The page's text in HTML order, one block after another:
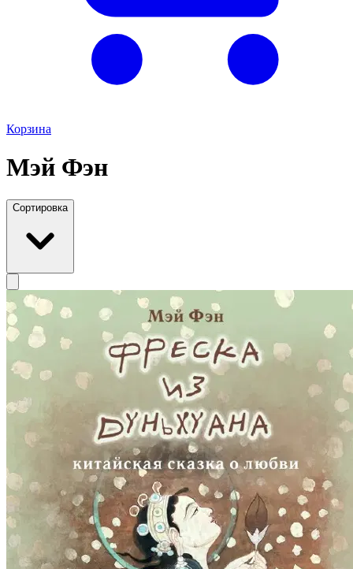
Корзина
Мэй Фэн
Сортировка